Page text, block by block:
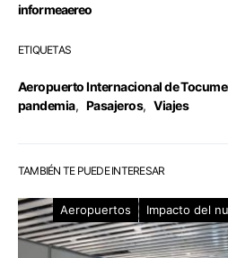
informeaereo
ETIQUETAS
Aeropuerto Internacional de
pandemia, Pasajeros, Viajes
TAMBIÉN TE PUEDE INTERESAR
Aeropuertos Impacto del